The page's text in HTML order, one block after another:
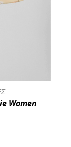
Women